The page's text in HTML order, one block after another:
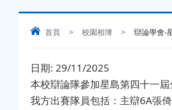
首頁 > 校園相簿 > 辯論學會-
日期: 29/11/2025
本校辯論隊參加星島第四十一
我方出賽隊員包括：主辯6A張